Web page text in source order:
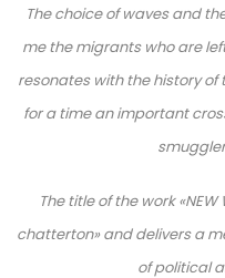
The choice of waves and
me the migrants who are
resonates with the history
for a time an important
The title of the work «NEW
chatterton» and delivers a
of political